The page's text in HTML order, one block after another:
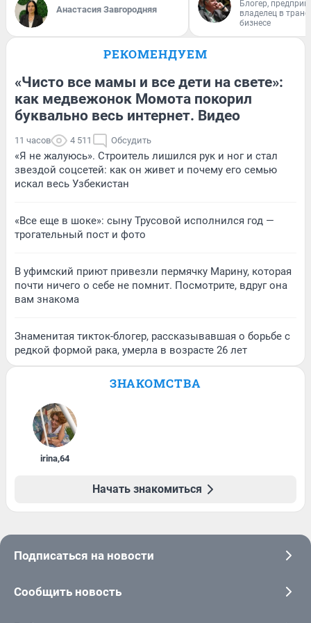
Анастасия Завгородняя
Блогер,
владелец в
бизнесе
РЕКОМЕНДУЕМ
«Чисто все мамы и все дети на свете»:
как медвежонок Момота покорил
буквально весь интернет. Видео
11 часов 4 511 Обсудить
«Я не жалуюсь». Строитель лишился рук и ног и стал
звездой соцсетей: как он живет и почему его семью
искал весь Узбекистан
«Все еще в шоке»: сыну Трусовой исполнился год —
трогательный пост и фото
В уфимский приют привезли пермячку Марину, которая
почти ничего о себе не помнит. Посмотрите, вдруг она
вам знакома
Знаменитая тикток-блогер, рассказывавшая о борьбе с
редкой формой рака, умерла в возрасте 26 лет
ЗНАКОМСТВА
irina,64
Начать знакомиться
Подписаться на новости
Сообщить новость